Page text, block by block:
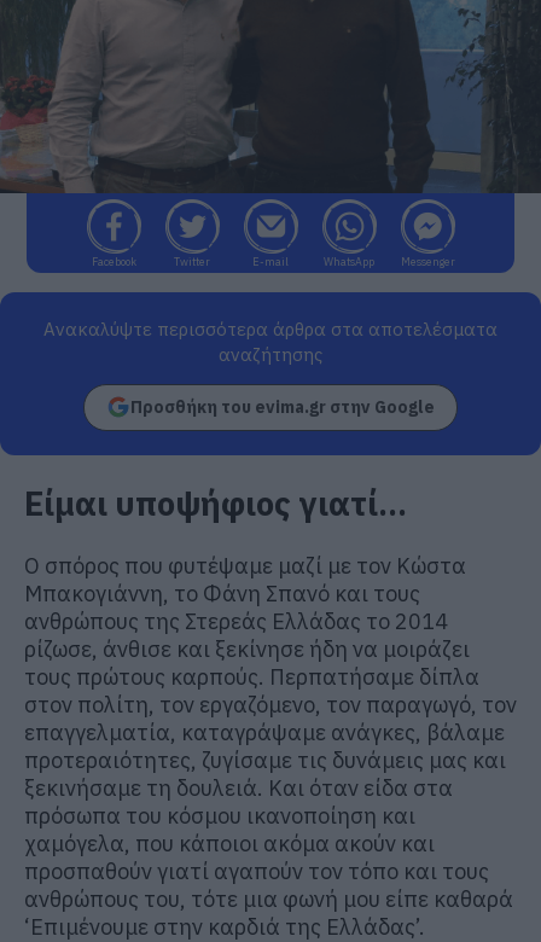
Facebook Twitter E-mail WhatsApp Messenger
Ανακαλύψτε περισσότερα άρθρα στα αποτελέσματα
αναζήτησης
Προσθήκη του evima.gr στην Google
Είμαι υποψήφιος γιατί…
Ο σπόρος που φυτέψαμε μαζί με τον Κώστα
Μπακογιάννη, το Φάνη Σπανό και τους
ανθρώπους της Στερεάς Ελλάδας το 2014
ρίζωσε, άνθισε και ξεκίνησε ήδη να μοιράζει
τους πρώτους καρπούς. Περπατήσαμε δίπλα
στον πολίτη, τον εργαζόμενο, τον παραγωγό, τον
επαγγελματία, καταγράψαμε ανάγκες, βάλαμε
προτεραιότητες, ζυγίσαμε τις δυνάμεις μας και
ξεκινήσαμε τη δουλειά. Και όταν είδα στα
πρόσωπα του κόσμου ικανοποίηση και
χαμόγελα, που κάποιοι ακόμα ακούν και
προσπαθούν γιατί αγαπούν τον τόπο και τους
ανθρώπους του, τότε μια φωνή μου είπε καθαρά
‘Επιμένουμε στην καρδιά της Ελλάδας’.